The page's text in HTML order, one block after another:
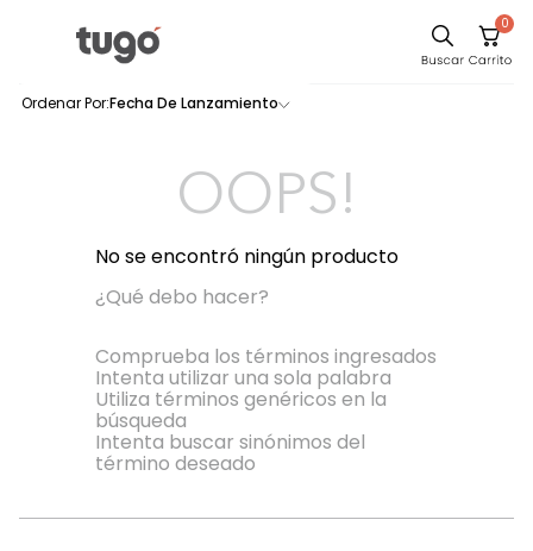
0
Fecha De Lanzamiento
0productos
OOPS!
No se encontró ningún producto
¿Qué debo hacer?
Comprueba los términos ingresados
Intenta utilizar una sola palabra
Utiliza términos genéricos en la
búsqueda
Intenta buscar sinónimos del
término deseado
Cuadros
Sofa
Cama
Mesa Centro
Mesa Noche